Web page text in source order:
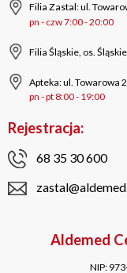
Filia Zastal: ul.
pn - czw 7:00 - 20:00
Filia Śląskie, os.
Apteka: ul. Towarowa
pn - pt 8:00 - 19:00
Rejestracja:
68 35 30 600
Aldemed
NIP: